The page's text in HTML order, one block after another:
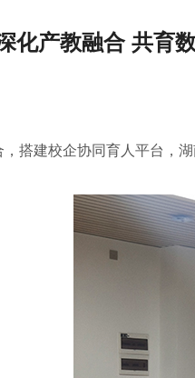
化产教融合 共育
搭建校企协同育人平台，